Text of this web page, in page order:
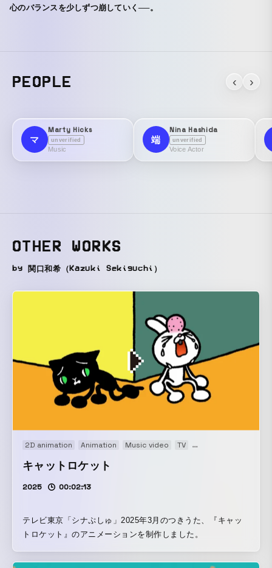
心のバランスを少しずつ崩していく──。
PEOPLE ‹ ›
マ
Marty Hicks
unverified
Music
端
Nina Hashida
unverified
Voice Actor
OTHER WORKS
by 関口和希（Kazuki Sekiguchi）
2D animation Animation Music video TV TVアニメ ending
キャットロケット
2025 00:02:13
テレビ東京「シナぷしゅ」2025年3月のつきうた、『キャッ
トロケット』のアニメーションを制作しました。